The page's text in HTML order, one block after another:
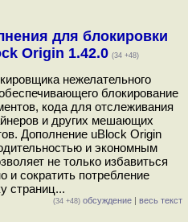
для блокировки
Origin 1.42.0 (34 +48)
нежелательного
блокирование
кода для отслеживания
и других мешающих
Дополнение uBlock Origin
и экономным
не только избавиться
и сократить потребление
страниц...
(34 +48) обсуждение | весь текст